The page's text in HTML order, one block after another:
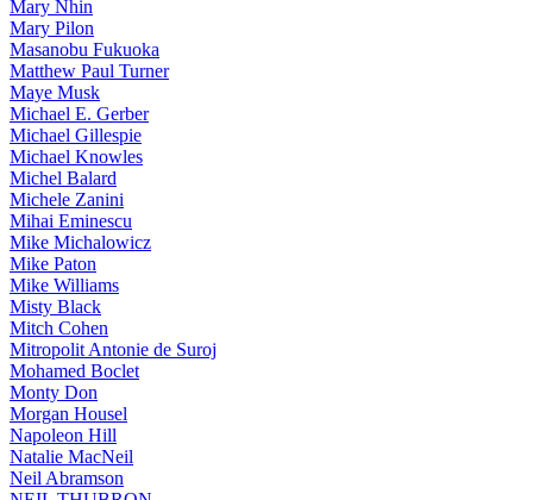
Mary Nhin
Mary Pilon
Masanobu Fukuoka
Matthew Paul Turner
Maye Musk
Michael E. Gerber
Michael Gillespie
Michael Knowles
Michel Balard
Michele Zanini
Mihai Eminescu
Mike Michalowicz
Mike Paton
Mike Williams
Misty Black
Mitch Cohen
Mitropolit Antonie de Suroj
Mohamed Boclet
Monty Don
Morgan Housel
Napoleon Hill
Natalie MacNeil
Neil Abramson